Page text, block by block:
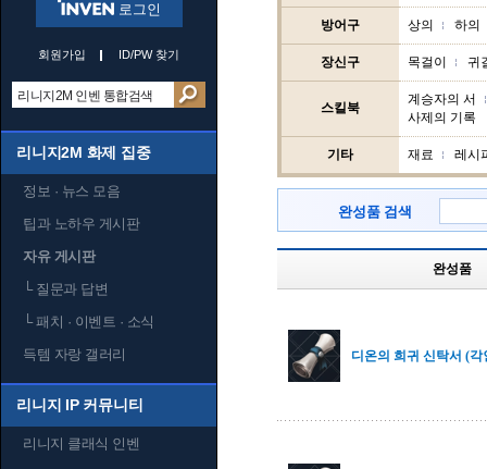
로그인
회원가입 ID/PW 찾기
리니지2M 화제 집중
정보 · 뉴스 모음
팁과 노하우 게시판
자유 게시판
└질문과 답변
└패치 · 이벤트 · 소식
득템 자랑 갤러리
리니지 IP 커뮤니티
리니지 클래식 인벤
방어구 상의 하의
장신구 목걸이 귀
스킬북
계승자의 서
사제의 기록
기타 재료 레시
완성품 검색
완성품
디온의 희귀 신탁서 (각